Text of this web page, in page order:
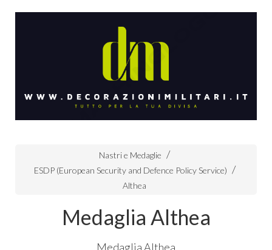
Nastri e Medaglie
ESDP (European Security and Defence Policy Service)
Althea
Medaglia Althea
Medaglia Althea